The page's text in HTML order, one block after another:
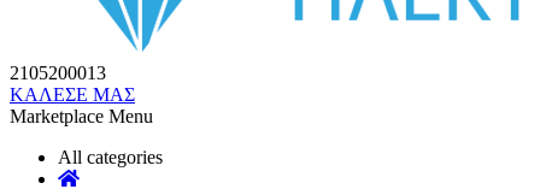
2105200013
ΚΑΛΕΣΕ ΜΑΣ
Marketplace Menu
All categories